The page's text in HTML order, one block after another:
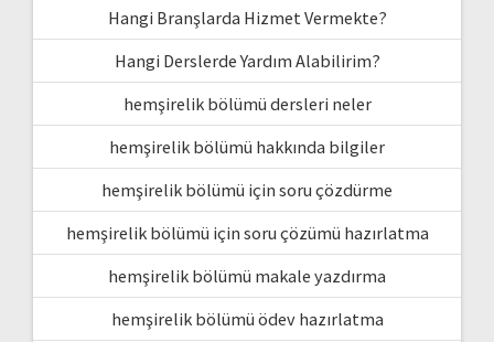
Hangi Branşlarda Hizmet Vermekte?
Hangi Derslerde Yardım Alabilirim?
hemşirelik bölümü dersleri neler
hemşirelik bölümü hakkında bilgiler
hemşirelik bölümü için soru çözdürme
hemşirelik bölümü için soru çözümü hazırlatma
hemşirelik bölümü makale yazdırma
hemşirelik bölümü ödev hazırlatma